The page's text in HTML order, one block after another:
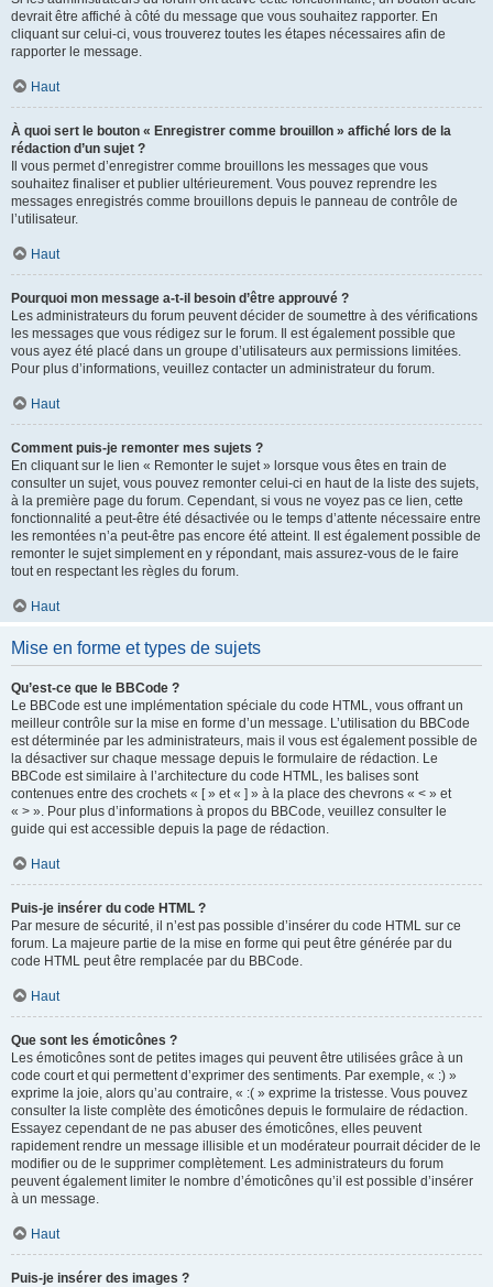
devrait être affiché à côté du message que vous souhaitez rapporter. En
cliquant sur celui-ci, vous trouverez toutes les étapes nécessaires afin de
rapporter le message.
Haut
À quoi sert le bouton « Enregistrer comme brouillon » affiché lors de la
rédaction d’un sujet ?
Il vous permet d’enregistrer comme brouillons les messages que vous
souhaitez finaliser et publier ultérieurement. Vous pouvez reprendre les
messages enregistrés comme brouillons depuis le panneau de contrôle de
l’utilisateur.
Haut
Pourquoi mon message a-t-il besoin d’être approuvé ?
Les administrateurs du forum peuvent décider de soumettre à des vérifications
les messages que vous rédigez sur le forum. Il est également possible que
vous ayez été placé dans un groupe d’utilisateurs aux permissions limitées.
Pour plus d’informations, veuillez contacter un administrateur du forum.
Haut
Comment puis-je remonter mes sujets ?
En cliquant sur le lien « Remonter le sujet » lorsque vous êtes en train de
consulter un sujet, vous pouvez remonter celui-ci en haut de la liste des sujets,
à la première page du forum. Cependant, si vous ne voyez pas ce lien, cette
fonctionnalité a peut-être été désactivée ou le temps d’attente nécessaire entre
les remontées n’a peut-être pas encore été atteint. Il est également possible de
remonter le sujet simplement en y répondant, mais assurez-vous de le faire
tout en respectant les règles du forum.
Haut
Mise en forme et types de sujets
Qu’est-ce que le BBCode ?
Le BBCode est une implémentation spéciale du code HTML, vous offrant un
meilleur contrôle sur la mise en forme d’un message. L’utilisation du BBCode
est déterminée par les administrateurs, mais il vous est également possible de
la désactiver sur chaque message depuis le formulaire de rédaction. Le
BBCode est similaire à l’architecture du code HTML, les balises sont
contenues entre des crochets « [ » et « ] » à la place des chevrons « < » et
« > ». Pour plus d’informations à propos du BBCode, veuillez consulter le
guide qui est accessible depuis la page de rédaction.
Haut
Puis-je insérer du code HTML ?
Par mesure de sécurité, il n’est pas possible d’insérer du code HTML sur ce
forum. La majeure partie de la mise en forme qui peut être générée par du
code HTML peut être remplacée par du BBCode.
Haut
Que sont les émoticônes ?
Les émoticônes sont de petites images qui peuvent être utilisées grâce à un
code court et qui permettent d’exprimer des sentiments. Par exemple, « :) »
exprime la joie, alors qu’au contraire, « :( » exprime la tristesse. Vous pouvez
consulter la liste complète des émoticônes depuis le formulaire de rédaction.
Essayez cependant de ne pas abuser des émoticônes, elles peuvent
rapidement rendre un message illisible et un modérateur pourrait décider de le
modifier ou de le supprimer complètement. Les administrateurs du forum
peuvent également limiter le nombre d’émoticônes qu’il est possible d’insérer
à un message.
Haut
Puis-je insérer des images ?